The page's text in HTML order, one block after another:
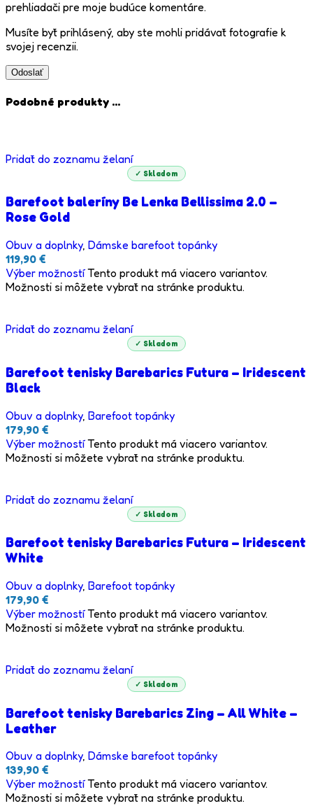
prehliadači pre moje budúce komentáre.
Musíte byť prihlásený, aby ste mohli pridávať fotografie k
svojej recenzii.
Podobné produkty ...
Pridať do zoznamu želaní
✓ Skladom
Barefoot baleríny Be Lenka Bellissima 2.0 –
Rose Gold
Obuv a doplnky, Dámske barefoot topánky
119,90 €
Výber možností Tento produkt má viacero variantov.
Možnosti si môžete vybrať na stránke produktu.
Pridať do zoznamu želaní
✓ Skladom
Barefoot tenisky Barebarics Futura – Iridescent
Black
Obuv a doplnky, Barefoot topánky
179,90 €
Výber možností Tento produkt má viacero variantov.
Možnosti si môžete vybrať na stránke produktu.
Pridať do zoznamu želaní
✓ Skladom
Barefoot tenisky Barebarics Futura – Iridescent
White
Obuv a doplnky, Barefoot topánky
179,90 €
Výber možností Tento produkt má viacero variantov.
Možnosti si môžete vybrať na stránke produktu.
Pridať do zoznamu želaní
✓ Skladom
Barefoot tenisky Barebarics Zing – All White –
Leather
Obuv a doplnky, Dámske barefoot topánky
139,90 €
Výber možností Tento produkt má viacero variantov.
Možnosti si môžete vybrať na stránke produktu.